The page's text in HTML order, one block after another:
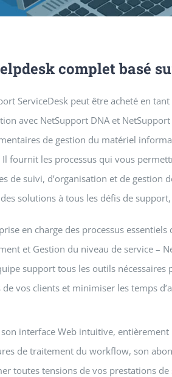
complet basé
ServiceDesk peut être acheté en
avec NetSupport DNA et
de gestion du matériel
Il fournit les processus qui vous
de suivi, d’organisation et de gestion
solutions à tous les défis de
en charge des processus essentiels
et Gestion du niveau de service –
support tous les outils nécessaires
de vos clients et minimiser les temps
son interface Web intuitive,
de traitement du workflow, son
toutes tensions de vos prestations de